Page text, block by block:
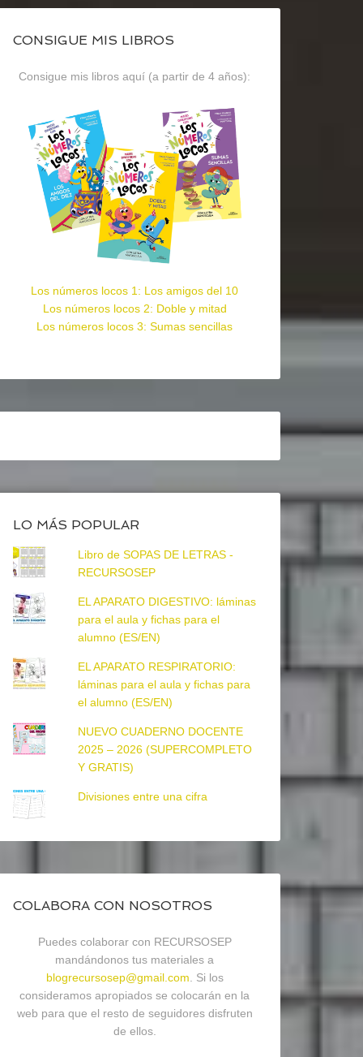
CONSIGUE MIS LIBROS
Consigue mis libros aquí (a partir de 4 años):
Los números locos 1: Los amigos del 10
Los números locos 2: Doble y mitad
Los números locos 3: Sumas sencillas
LO MÁS POPULAR
Libro de SOPAS DE LETRAS -
RECURSOSEP
EL APARATO DIGESTIVO: láminas
para el aula y fichas para el
alumno (ES/EN)
EL APARATO RESPIRATORIO:
láminas para el aula y fichas para
el alumno (ES/EN)
NUEVO CUADERNO DOCENTE
2025 – 2026 (SUPERCOMPLETO
Y GRATIS)
Divisiones entre una cifra
COLABORA CON NOSOTROS
Puedes colaborar con RECURSOSEP
mandándonos tus materiales a
blogrecursosep@gmail.com . Si los
consideramos apropiados se colocarán en la
web para que el resto de seguidores disfruten
de ellos.